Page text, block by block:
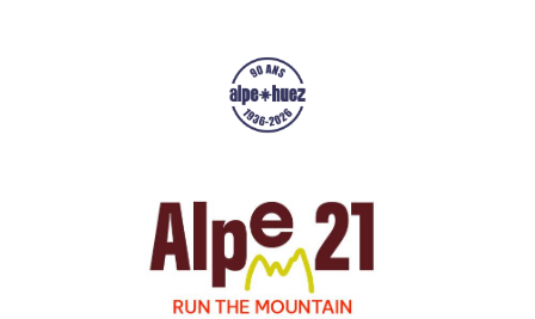
Résultats
Galerie
Infos pratiques